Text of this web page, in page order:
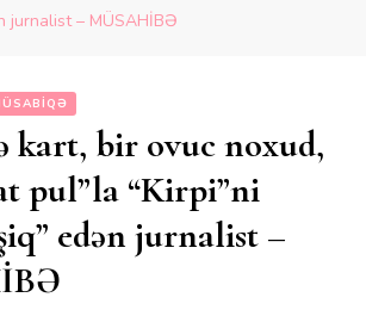
jurnalist – MÜSAHİBƏ
kart, bir ovuc noxud,
pul”la “Kirpi”ni
edən jurnalist –